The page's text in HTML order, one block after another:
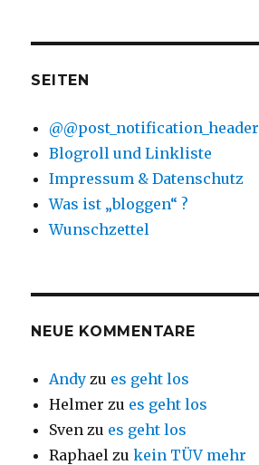
SEITEN
@@post_notification_header
Blogroll und Linkliste
Impressum & Datenschutz
Was ist „bloggen“ ?
Wunschzettel
NEUE KOMMENTARE
Andy zu es geht los
Helmer zu es geht los
Sven zu es geht los
Raphael zukein TÜV mehr